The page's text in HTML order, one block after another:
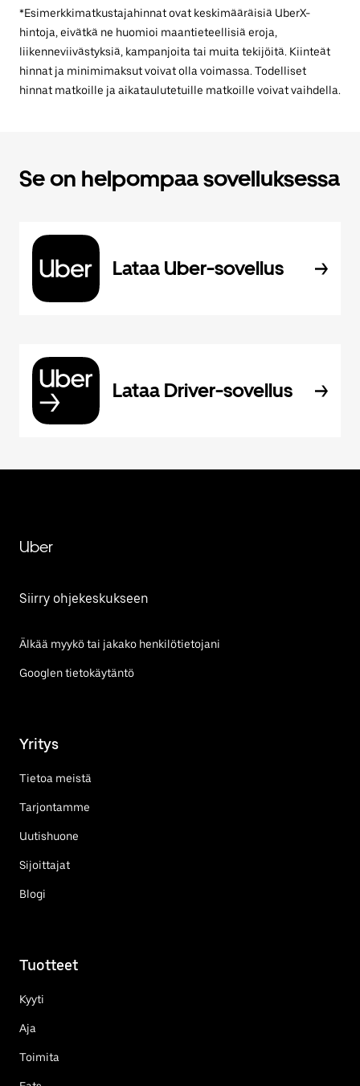
*Esimerkkimatkustajahinnat ovat keskimääräisiä UberX-
hintoja, eivätkä ne huomioi maantieteellisiä eroja,
liikenneviivästyksiä, kampanjoita tai muita tekijöitä. Kiinteät
hinnat ja minimimaksut voivat olla voimassa. Todelliset
hinnat matkoille ja aikataulutetuille matkoille voivat vaihdella.
Se on helpompaa sovelluksessa
Lataa Uber-sovellus
Lataa Driver-sovellus
Uber
Siirry ohjekeskukseen
Älkää myykö tai jakako henkilötietojani
Googlen tietokäytäntö
Yritys
Tietoa meistä
Tarjontamme
Uutishuone
Sijoittajat
Blogi
Tuotteet
Kyyti
Aja
Toimita